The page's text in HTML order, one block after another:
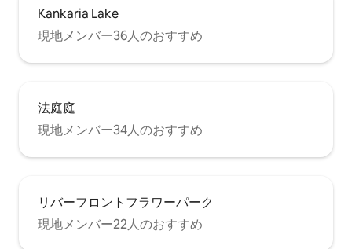
Kankaria Lake
現地メンバー36人のおすすめ
法庭庭
現地メンバー34人のおすすめ
リバーフロントフラワーパーク
現地メンバー22人のおすすめ